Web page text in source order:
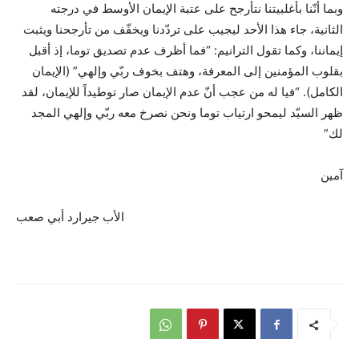
وبما أنّنا بأغلبيتنا نتأرجح على عتبة الإيمان الأوسط في درجته
الثانية، جاء هذا الأحد ليجيب على تردّدنا ويخفّف من تأرجحنا ويثبت
إيماننا، وكما تقول الترانيم: “فما أظرف عدم تصديق توما، إذ أقبل
بقلوب المؤمنين إلى المعرفة، وهتف بخوف ربّي وإلهي” (الإيمان
الكامل). “فيا له من عجب أنّ عدم الإيمان صار توطيداً للإيمان، لقد
ظهر السيّد ليمحو ارتياب توما ونحن نصرخ معه ربّي وإلهي المجد
لك”
آمين
الأب جيرارد أبي صعب